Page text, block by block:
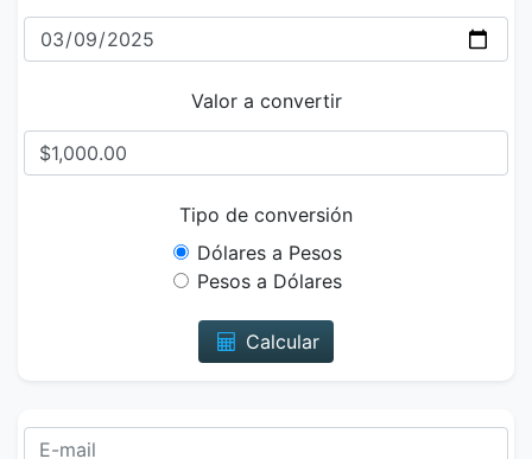
Valor a convertir
Tipo de conversión
Dólares a Pesos
Pesos a Dólares
Calcular